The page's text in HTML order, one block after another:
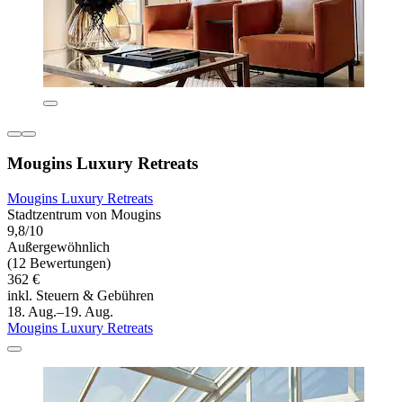
Mougins Luxury Retreats
Mougins Luxury Retreats
Stadtzentrum von Mougins
9,8/10
Außergewöhnlich
(12 Bewertungen)
362 €
inkl. Steuern & Gebühren
18. Aug.–19. Aug.
Mougins Luxury Retreats